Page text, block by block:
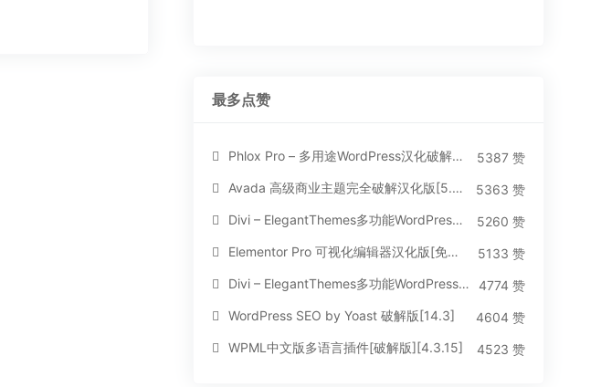
最多点赞
Phlox Pro – 多用途WordPress汉化破解主题[5.1.12]
5387 赞
Avada 高级商业主题完全破解汉化版[5.8.2]
5363 赞
Divi – ElegantThemes多功能WordPress主题[汉化版4.4.2]
5260 赞
Elementor Pro 可视化编辑器汉化版[免费持续更新]
5133 赞
Divi – ElegantThemes多功能WordPress主题[汉化版3.1.95]
4774 赞
WordPress SEO by Yoast 破解版[14.3]
4604 赞
WPML中文版多语言插件[破解版][4.3.15]
4523 赞